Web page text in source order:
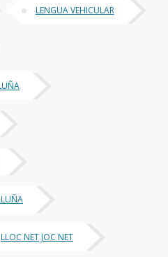
LENGUA VEHICULAR
LLOC NET JOC NET